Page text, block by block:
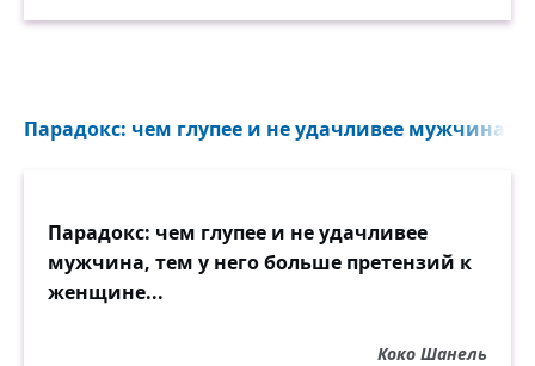
Парадокс: чем глупее и не удачливее мужчина...
Парадокс: чем глупее и не удачливее
мужчина, тем у него больше претензий к
женщине...
Коко Шанель